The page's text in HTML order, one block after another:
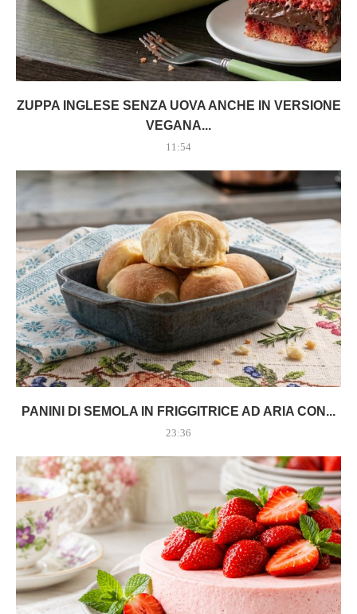
ZUPPA INGLESE SENZA UOVA ANCHE IN VERSIONE
VEGANA...
11:54
PANINI DI SEMOLA IN FRIGGITRICE AD ARIA CON...
23:36